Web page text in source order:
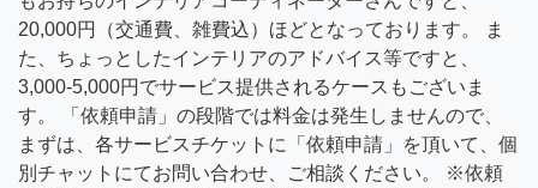
20,000円（交通費、雑費込）ほどとなっております。 ま
た、ちょっとしたインテリアのアドバイス等ですと、
3,000-5,000円でサービス提供されるケースもございま
す。 「依頼申請」の段階では料金は発生しませんので、
まずは、各サービスチケットに「依頼申請」を頂いて、個
別チャットにてお問い合わせ、ご相談ください。 ※依頼